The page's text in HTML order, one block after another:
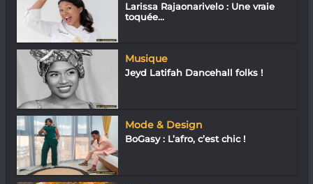
Larissa Rajaonarivelo : Une vraie
toquée...
Musique
Jeyd Latifah Dancehall folks !
Mode & Design
BoGasy : L’afro, c’est chic !